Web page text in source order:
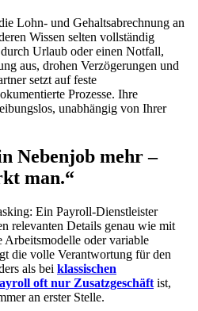
Lohn- und Gehaltsabrechnung an
Wissen selten vollständig
Urlaub oder einen Notfall,
aus, drohen Verzögerungen und
setzt auf feste
Prozesse. Ihre
unabhängig von Ihrer
Nebenjob mehr –
man.“
Ein Payroll-Dienstleister
relevanten Details genau wie mit
Arbeitsmodelle oder variable
die volle Verantwortung für den
als bei klassischen
oft nur Zusatzgeschäft ist,
an erster Stelle.